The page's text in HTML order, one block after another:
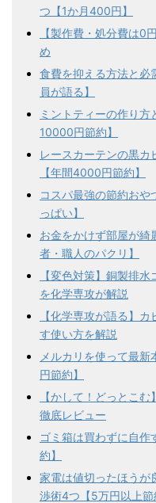
つ【1か月400円】
【製作費・処分費は0
め
食費を抑える方法と必
員が語る】
ミントティーの作り
10000円節約】
レースカーテンの黒
【年間4000円節約】
コスパ最強の節約お
っぱい】
お金をかけず部屋が綺
者・職人のパクリ】
【変色対策】銅製排
を化学専攻が解説
【化学専攻が語る】
す使い方を解説
メルカリを使って最
円節約】
【かして！どっとこ
徹底レビュー
ゴミ箱は買わずに自
約】
家電は値切ったほうが
渉術4つ【5万円以上節